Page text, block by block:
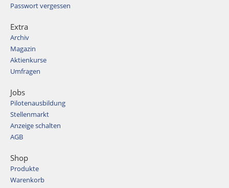
Passwort vergessen
Extra
Archiv
Magazin
Aktienkurse
Umfragen
Jobs
Pilotenausbildung
Stellenmarkt
Anzeige schalten
AGB
Shop
Produkte
Warenkorb